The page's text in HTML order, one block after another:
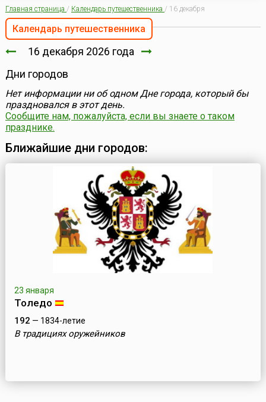
Главная страница / Календарь путешественника / 16 декабря
Календарь путешественника
16 декабря 2026 года
Дни городов
Нет информации ни об одном Дне города, который бы
праздновался в этот день.
Сообщите нам, пожалуйста, если вы знаете о таком
празднике.
Ближайшие дни городов:
23 января
Толедо
192 — 1834-летие
В традициях оружейников